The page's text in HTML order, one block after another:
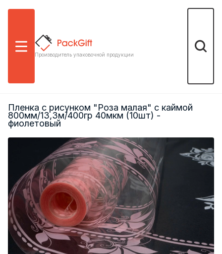
Меню
Производитель упаковочной продукции
Поиск
Пленка с рисунком "Роза малая" с каймой
800мм/13,3м/400гр 40мкм (10шт) -
фиолетовый